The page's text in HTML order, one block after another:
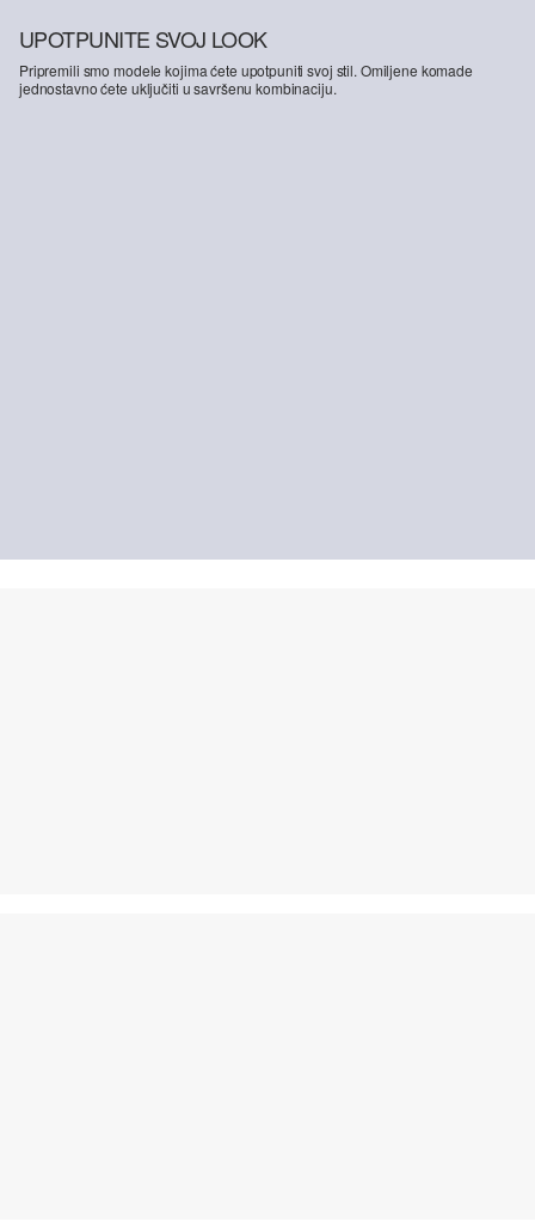
UPOTPUNITE SVOJ LOOK
Pripremili smo modele kojima ćete upotpuniti svoj stil. Omiljene komade
jednostavno ćete uključiti u savršenu kombinaciju.